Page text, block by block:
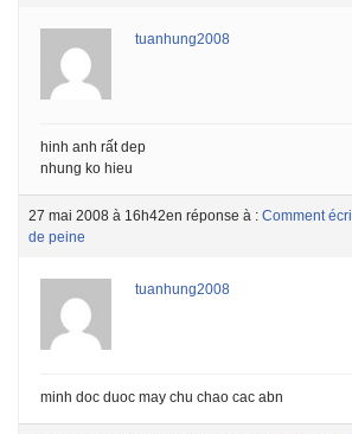
tuanhung2008
hinh anh rất dep
nhung ko hieu
27 mai 2008 à 16h42en réponse à : Comment
de peine
tuanhung2008
minh doc duoc may chu chao cac abn